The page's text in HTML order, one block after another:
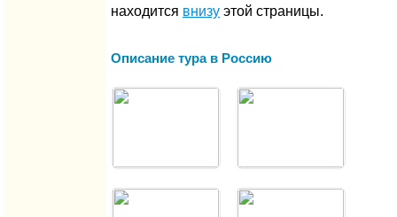
находится внизу этой страницы.
Описание тура в Россию